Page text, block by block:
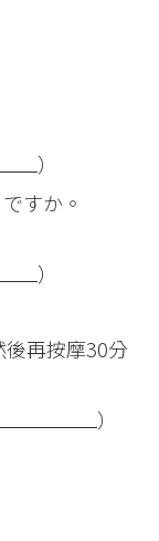
）
すか。
）
再按摩30分
）